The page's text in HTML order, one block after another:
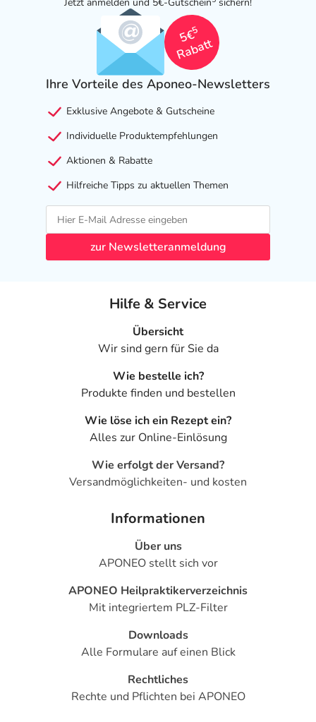
5€
5
Rabatt
Ihre Vorteile des Aponeo-Newsletters
Exklusive Angebote & Gutscheine
Individuelle Produktempfehlungen
Aktionen & Rabatte
Hilfreiche Tipps zu aktuellen Themen
zur Newsletteranmeldung
Hilfe & Service
Übersicht
Wir sind gern für Sie da
Wie bestelle ich?
Produkte finden und bestellen
Wie löse ich ein Rezept ein?
Alles zur Online-Einlösung
Wie erfolgt der Versand?
Versandmöglichkeiten- und kosten
Informationen
Über uns
APONEO stellt sich vor
APONEO Heilpraktikerverzeichnis
Mit integriertem PLZ-Filter
Downloads
Alle Formulare auf einen Blick
Rechtliches
Rechte und Pflichten bei APONEO